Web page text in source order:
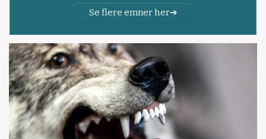
Se flere emner her